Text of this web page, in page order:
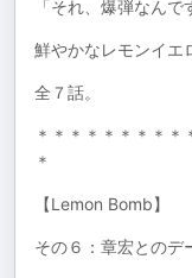
「それ、爆弾なんで
鮮やかなレモンイエ
全７話。
＊＊＊＊＊＊＊＊＊
＊
【Lemon Bomb】
その６：章宏とのデ